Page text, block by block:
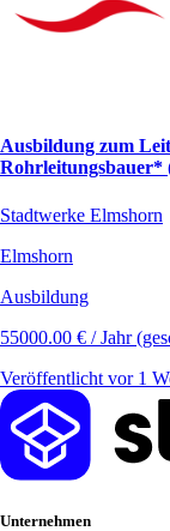
Ausbildung zum
Rohrleitungsbauer*
Stadtwerke Elmshorn
Elmshorn
Ausbildung
55000.00 € / Jahr
Veröffentlicht vor 1
Unternehmen